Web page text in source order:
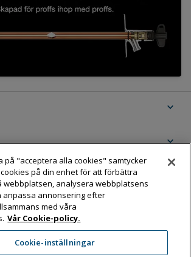
expand_more
expand_more
Dahl Sverige AB
11076, 161 11 BROMMA
på "acceptera alla cookies" samtycker
på din enhet för att förbättra
webbplatsen, analysera webbplatsens
anpassa annonsering efter
med våra
Vår Cookie-policy.
Cookie-inställningar